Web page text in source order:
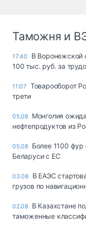
Таможня и
17:40
В Воронежской
100 тыс. руб. за
11:07 Товарооборот
трети
05.08 Монголия
нефтепродуктов из
05.08 Более 1100 фур
Беларуси с ЕС
03.08 В ЕАЭС
грузов по
02.08 В Казахстане
таможенные